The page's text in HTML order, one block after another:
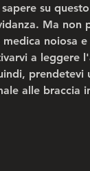
su
Ma non
medica noiosa
a leggere
prendetevi
alle braccia